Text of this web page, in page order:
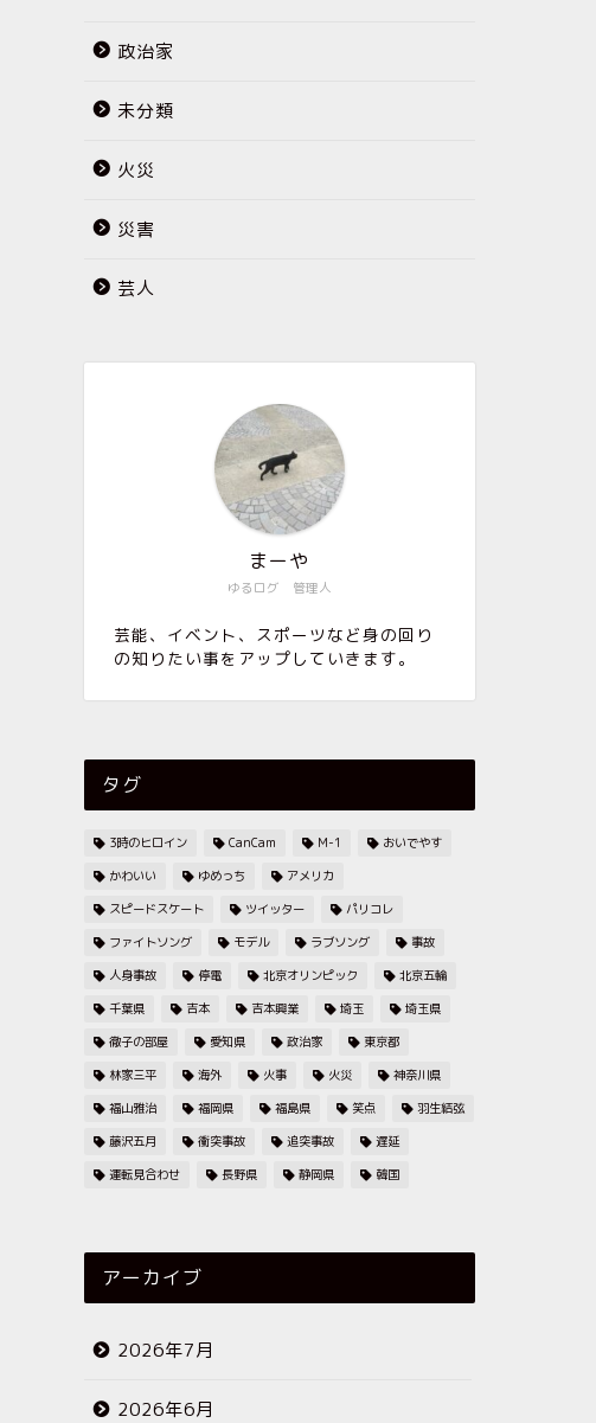
政治家
未分類
火災
災害
芸人
ゆるログ 管理人
まーや
芸能、イベント、スポーツなど身の回り
の知りたい事をアップしていきます。
タグ
3時のヒロイン CanCam M-1
おいでやす
かわいい
ゆめっち
アメリカ
スピードスケート
ツイッター
パリコレ
ファイトソング
モデル ラブソング
事故
人身事故
停電 北京オリンピック
北京五輪
千葉県
吉本 吉本興業 埼玉
埼玉県
徹子の部屋
愛知県 政治家
東京都
林家三平
海外 火事 火災
神奈川県
福山雅治
福岡県 福島県 笑点
羽生結弦
藤沢五月
衝突事故 追突事故
遅延
運転見合わせ
長野県 静岡県 韓国
アーカイブ
2026年7月
2026年6月